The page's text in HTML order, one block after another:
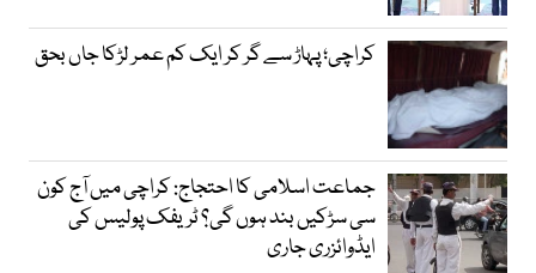
کراچی؛ پہاڑ سے گر کر ایک کم عمر لڑکا جاں بحق
جماعت اسلامی کا احتجاج: کراچی میں آج کون
سی سڑکیں بند ہوں گی؟ ٹریفک پولیس کی
ایڈوائزری جاری